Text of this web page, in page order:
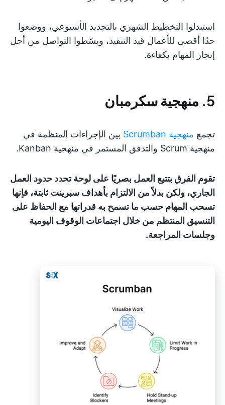
استبدلوا التخطيط الشهري بالتجديد الأسبوعي، ووضعوا
حدًا أقصى للأعمال قيد التنفيذ، وبسّطوا التواصل من أجل
إنجاز المهام بكفاءة.
5. منهجية سكرمبان
تجمع منهجية Scrumban
بين الإجراءات المنظمة في
منهجية Scrum والتدفق المستمر في منهجية Kanban.
تقوم الفرق بتتبع العمل بصريًا على لوحة تحدد حدود العمل
الجاري، ولكن بدلاً من الالتزام بأهداف سبرينت ثابتة، فإنها
تسحب المهام حسب ما تسمح به قدراتها مع الحفاظ على
التنسيق المنتظم من خلال اجتماعات الوقوف اليومية
وجلسات المراجعة.